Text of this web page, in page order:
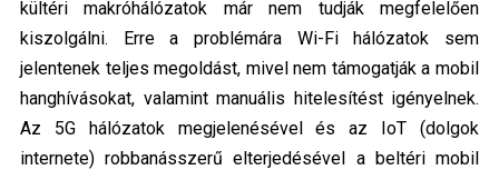
kültéri makróhálózatok már nem tudják megfelelően
kiszolgálni. Erre a problémára Wi-Fi hálózatok sem
jelentenek teljes meg­oldást, mivel nem támogatják a mobil
hanghívásokat, valamint manuális hitelesítést igényelnek.
Az 5G hálózatok megjelenésével és az IoT (dolgok
internete) robbanásszerű elterjedésével a beltéri mobil